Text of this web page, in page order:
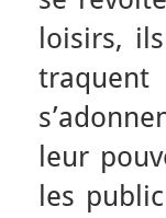
loisirs,
leur
les